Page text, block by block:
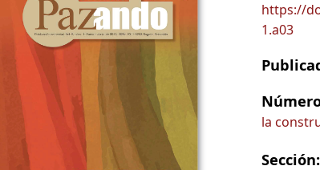
https://
1.a03
la
Sección: